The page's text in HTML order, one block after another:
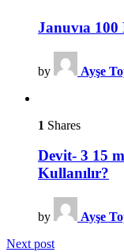
Januvıa
by Ayşe
1 Shares
Devit- 3 15
Kullanılır?
by Ayşe
Next post